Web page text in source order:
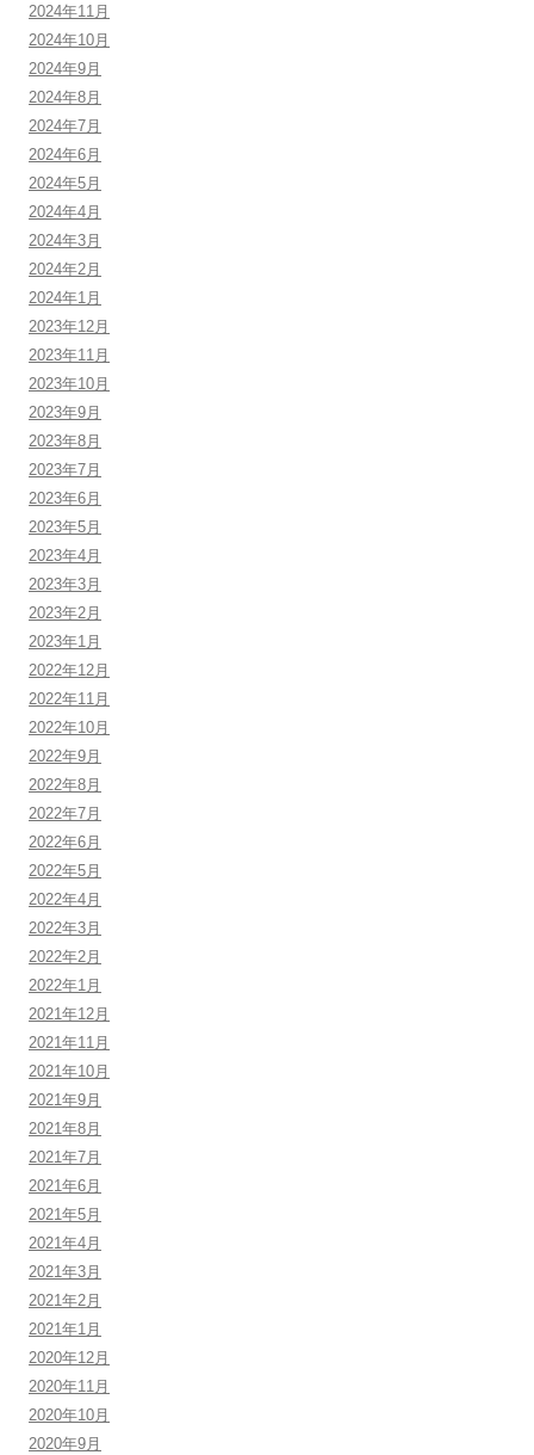
2024年11月
2024年10月
2024年9月
2024年8月
2024年7月
2024年6月
2024年5月
2024年4月
2024年3月
2024年2月
2024年1月
2023年12月
2023年11月
2023年10月
2023年9月
2023年8月
2023年7月
2023年6月
2023年5月
2023年4月
2023年3月
2023年2月
2023年1月
2022年12月
2022年11月
2022年10月
2022年9月
2022年8月
2022年7月
2022年6月
2022年5月
2022年4月
2022年3月
2022年2月
2022年1月
2021年12月
2021年11月
2021年10月
2021年9月
2021年8月
2021年7月
2021年6月
2021年5月
2021年4月
2021年3月
2021年2月
2021年1月
2020年12月
2020年11月
2020年10月
2020年9月